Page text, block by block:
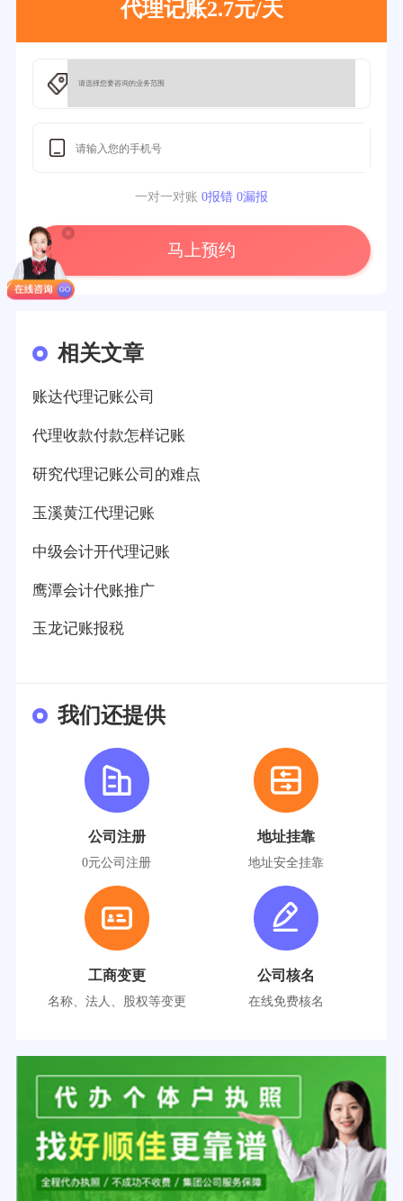
代理记账2.7元/天
一对一对账 0报错 0漏报
马上预约
相关文章
账达代理记账公司
代理收款付款怎样记账
研究代理记账公司的难点
玉溪黄江代理记账
中级会计开代理记账
鹰潭会计代账推广
玉龙记账报税
我们还提供
公司注册
0元公司注册
地址挂靠
地址安全挂靠
工商变更
名称、法人、股权等变更
公司核名
在线免费核名